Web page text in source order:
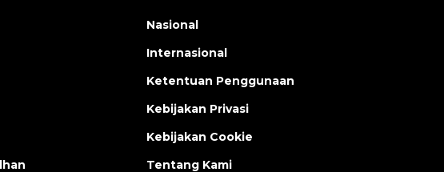
Nasional
Internasional
Ketentuan Penggunaan
Kebijakan Privasi
Kebijakan Cookie
Tentang Kami